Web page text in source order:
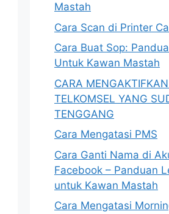
Mastah
Cara Scan di Printer
Cara Buat Sop:
Untuk Kawan Mastah
CARA
TELKOMSEL YANG
TENGGANG
Cara Mengatasi PMS
Cara Ganti Nama di
Facebook – Panduan
untuk Kawan Mastah
Cara Mengatasi